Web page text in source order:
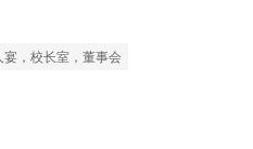
宴，校长室，董事会